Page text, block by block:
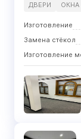
ДВЕРИ ОКНА
Изготовление
Замена стёкол